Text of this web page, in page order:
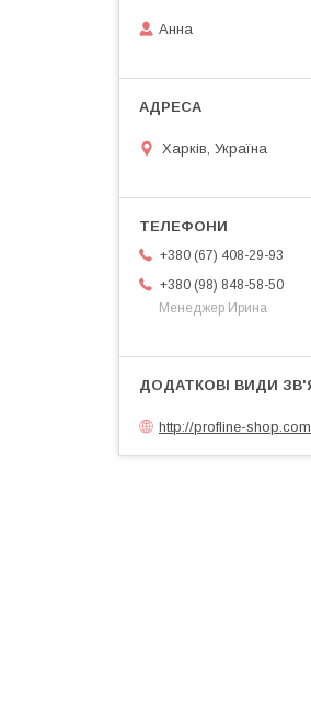
Анна
Харків, Україна
+380 (67) 408-29-93
+380 (98) 848-58-50
Менеджер Ирина
http://profline-shop.com